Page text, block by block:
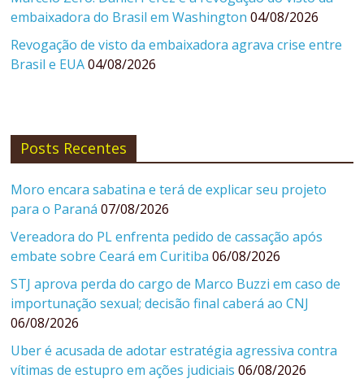
embaixadora do Brasil em Washington 04/08/2026
Revogação de visto da embaixadora agrava crise entre
Brasil e EUA 04/08/2026
Posts Recentes
Moro encara sabatina e terá de explicar seu projeto
para o Paraná 07/08/2026
Vereadora do PL enfrenta pedido de cassação após
embate sobre Ceará em Curitiba 06/08/2026
STJ aprova perda do cargo de Marco Buzzi em caso de
importunação sexual; decisão final caberá ao CNJ
06/08/2026
Uber é acusada de adotar estratégia agressiva contra
vítimas de estupro em ações judiciais 06/08/2026